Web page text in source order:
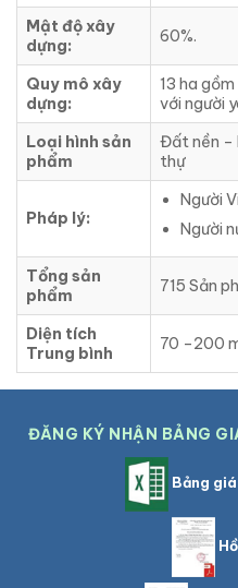
Mật độ xây
dựng:
60%.
Quy mô xây
dựng:
13 ha
với người
Loại hình sản
phẩm
Đất nền –
thự
Pháp lý:
Người
Người
Tổng sản
phẩm
715 Sản
Diện tích
Trung bình
70 –200
ĐĂNG KÝ NHẬN BẢNG
Bảng